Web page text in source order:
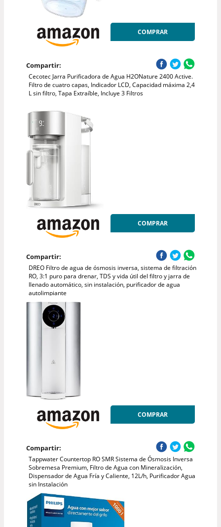
COMPRAR
Compartir:
Cecotec Jarra Purificadora de Agua H2ONature 2400 Active.
Filtro de cuatro capas, Indicador LCD, Capacidad máxima 2,4
L sin filtro, Tapa Extraíble, Incluye 3 Filtros
COMPRAR
Compartir:
DREO Filtro de agua de ósmosis inversa, sistema de filtración
RO, 3:1 puro para drenar, TDS y vida útil del filtro y jarra de
llenado automático, sin instalación, purificador de agua
autolimpiante
COMPRAR
Compartir:
Tappwater Countertop RO SMR Sistema de Ósmosis Inversa
Sobremesa Premium, Filtro de Agua con Mineralización,
Dispensador de Agua Fría y Caliente, 12L/h, Purificador Agua
sin Instalación